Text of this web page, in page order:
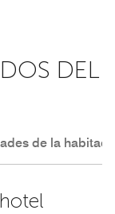
DEL
de la